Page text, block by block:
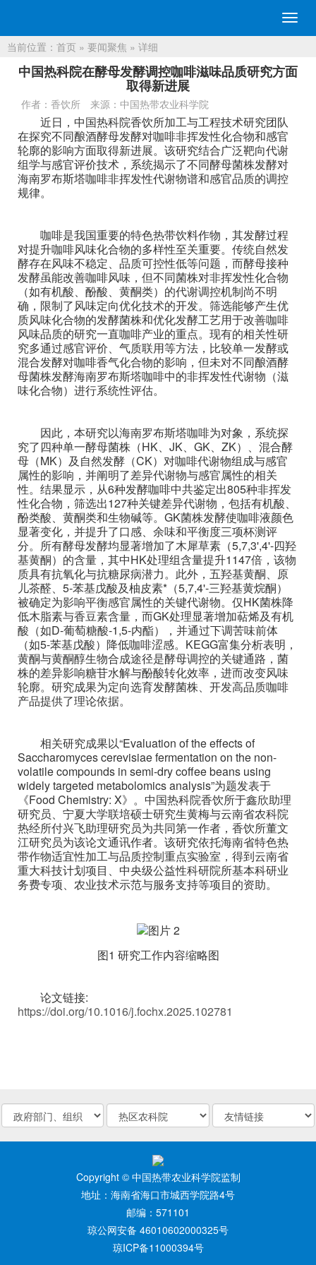
切
换
当前位置： 首页 » 要闻聚焦 » 详细
中国热科院在酵母发酵调控咖啡滋味品质研究方面
取得新进展
作者：香饮所 来源：中国热带农业科学院
近日，中国热科院香饮所加工与工程技术研究团队
在探究不同酿酒酵母发酵对咖啡非挥发性化合物和感官
轮廓的影响方面取得新进展。该研究结合广泛靶向代谢
组学与感官评价技术，系统揭示了不同酵母菌株发酵对
海南罗布斯塔咖啡非挥发性代谢物谱和感官品质的调控
规律。
咖啡是我国重要的特色热带饮料作物，其发酵过程
对提升咖啡风味化合物的多样性至关重要。传统自然发
酵存在风味不稳定、品质可控性低等问题，而酵母接种
发酵虽能改善咖啡风味，但不同菌株对非挥发性化合物
（如有机酸、酚酸、黄酮类）的代谢调控机制尚不明
确，限制了风味定向优化技术的开发。筛选能够产生优
质风味化合物的发酵菌株和优化发酵工艺用于改善咖啡
风味品质的研究一直咖啡产业的重点。现有的相关性研
究多通过感官评价、气质联用等方法，比较单一发酵或
混合发酵对咖啡香气化合物的影响，但未对不同酿酒酵
母菌株发酵海南罗布斯塔咖啡中的非挥发性代谢物（滋
味化合物）进行系统性评估。
因此，本研究以海南罗布斯塔咖啡为对象，系统探
究了四种单一酵母菌株（HK、JK、GK、ZK）、混合酵
母（MK）及自然发酵（CK）对咖啡代谢物组成与感官
属性的影响，并阐明了差异代谢物与感官属性的相关
性。结果显示，从6种发酵咖啡中共鉴定出805种非挥发
性化合物，筛选出127种关键差异代谢物，包括有机酸、
酚类酸、黄酮类和生物碱等。GK菌株发酵使咖啡液颜色
显著变化，并提升了口感、余味和平衡度三项杯测评
分。所有酵母发酵均显著增加了木犀草素（5,7,3',4'-四羟
基黄酮）的含量，其中HK处理组含量提升1147倍，该物
质具有抗氧化与抗糖尿病潜力。此外，五羟基黄酮、原
儿茶醛、5-苯基戊酸及柚皮素*（5,7,4'-三羟基黄烷酮）
被确定为影响平衡感官属性的关键代谢物。仅HK菌株降
低木脂素与香豆素含量，而GK处理显著增加萜烯及有机
酸（如D-葡萄糖酸-1,5-内酯），并通过下调苦味前体
（如5-苯基戊酸）降低咖啡涩感。KEGG富集分析表明，
黄酮与黄酮醇生物合成途径是酵母调控的关键通路，菌
株的差异影响糖苷水解与酚酸转化效率，进而改变风味
轮廓。研究成果为定向选育发酵菌株、开发高品质咖啡
产品提供了理论依据。
相关研究成果以“Evaluation of the effects of
Saccharomyces cerevisiae fermentation on the non-
volatile compounds in semi-dry coffee beans using
widely targeted metabolomics analysis”为题发表于
《Food Chemistry: X》。中国热科院香饮所于鑫欣助理
研究员、宁夏大学联培硕士研究生黄梅与云南省农科院
热经所付兴飞助理研究员为共同第一作者，香饮所董文
江研究员为该论文通讯作者。该研究依托海南省特色热
带作物适宜性加工与品质控制重点实验室，得到云南省
重大科技计划项目、中央级公益性科研院所基本科研业
务费专项、农业技术示范与服务支持等项目的资助。
图1 研究工作内容缩略图
论文链接:
https://doi.org/10.1016/j.fochx.2025.102781
Copyright © 中国热带农业科学院监制
地址：海南省海口市城西学院路4号
邮编：571101
琼公网安备 46010602000325号
琼ICP备11000394号